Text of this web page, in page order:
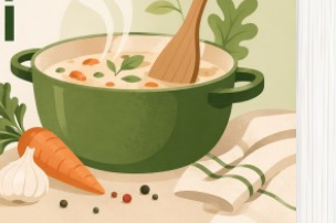
uznání pro hlavní dvojici Peťa a Gábi!! 👏
Posílá…